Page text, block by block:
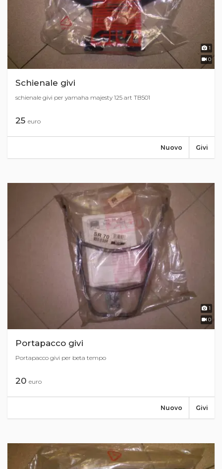
1
0
Schienale givi
schienale givi per yamaha majesty 125 art TB501
25 euro
Givi
Nuovo
1
0
Portapacco givi
Portapacco givi per beta tempo
20 euro
Givi
Nuovo